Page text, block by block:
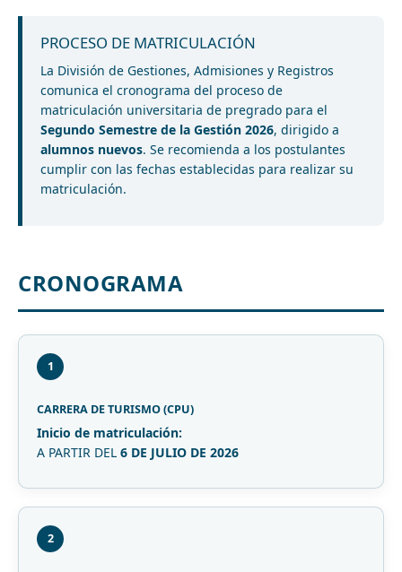
PROCESO DE MATRICULACIÓN
La División de Gestiones, Admisiones y Registros
comunica el cronograma del proceso de
matriculación universitaria de pregrado para el
Segundo Semestre de la Gestión 2026, dirigido a
alumnos nuevos. Se recomienda a los postulantes
cumplir con las fechas establecidas para realizar su
matriculación.
CRONOGRAMA
1
CARRERA DE TURISMO (CPU)
Inicio de matriculación:
A PARTIR DEL 6 DE JULIO DE 2026
2